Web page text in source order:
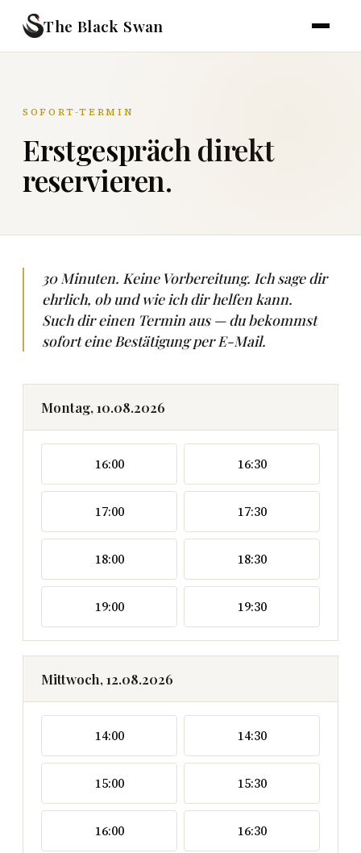
The Black Swan
SOFORT-TERMIN
Erstgespräch direkt
reservieren.
30 Minuten. Keine Vorbereitung. Ich sage dir
ehrlich, ob und wie ich dir helfen kann.
Such dir einen Termin aus — du bekommst
sofort eine Bestätigung per E-Mail.
Montag, 10.08.2026
16:00 16:30
17:00 17:30
18:00 18:30
19:00 19:30
Mittwoch, 12.08.2026
14:00 14:30
15:00 15:30
16:00 16:30